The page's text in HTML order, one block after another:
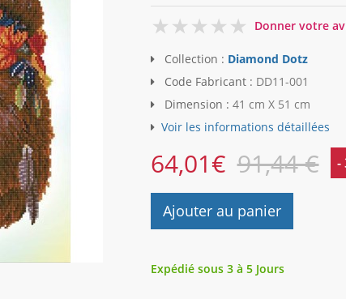
0
Donner votre
Collection : Diamond Dotz
Code Fabricant : DD11-001
Dimension : 41 cm X 51 cm
Voir les informations détaillées
64,01€ 91,44 € -
Ajouter au panier
Expédié sous 3 à 5 Jours